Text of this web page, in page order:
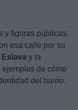
y figuras públicas:
esa calle por su
y la
de cómo
del barrio.